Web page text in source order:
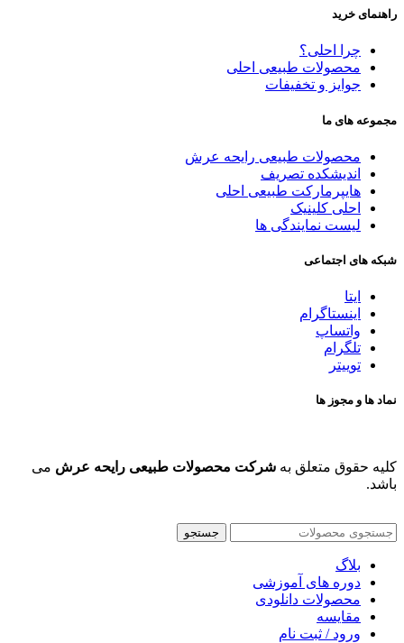
راهنمای خرید
چرا احلی؟
محصولات طبیعی احلی
جوایز و تخفیفات
مجموعه های ما
محصولات طبیعی رایحه عرش
اندیشکده تصریف
هایپرمارکت طبیعی احلی
احلی کلینیک
لیست نمایندگی ها
شبکه های اجتماعی
ایتا
اینستاگرام
واتساپ
تلگرام
توییتر
نماد ها و مجوز ها
کلیه حقوق متعلق به شرکت محصولات طبیعی رایحه عرش می
باشد.
جستجو
بلاگ
دوره های آموزشی
محصولات دانلودی
مقایسه
ورود / ثبت نام